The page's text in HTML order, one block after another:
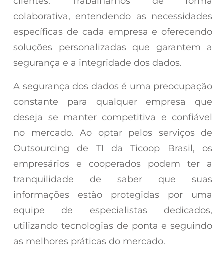
colaborativa, entendendo as necessidades
específicas de cada empresa e oferecendo
soluções personalizadas que garantem a
segurança e a integridade dos dados.
A segurança dos dados é uma preocupação
constante para qualquer empresa que
deseja se manter competitiva e confiável
no mercado. Ao optar pelos serviços de
Outsourcing de TI da Ticoop Brasil, os
empresários e cooperados podem ter a
tranquilidade de saber que suas
informações estão protegidas por uma
equipe de especialistas dedicados,
utilizando tecnologias de ponta e seguindo
as melhores práticas do mercado.